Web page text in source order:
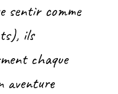
sentir comme
ils
chaque
aventure